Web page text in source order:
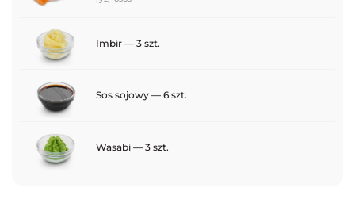
Imbir — 3 szt.
Sos sojowy — 6 szt.
Wasabi — 3 szt.